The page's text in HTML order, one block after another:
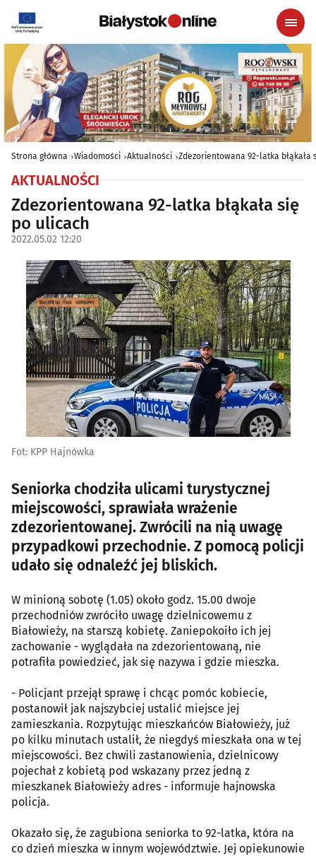
Strona główna Wiadomości Aktualności Zdezorientowana 92-latka błąkała
AKTUALNOŚCI
Zdezorientowana 92-latka błąkała się
po ulicach
2022.05.02 12:20
Fot: KPP Hajnówka
Seniorka chodziła ulicami turystycznej
miejscowości, sprawiała wrażenie
zdezorientowanej. Zwrócili na nią uwagę
przypadkowi przechodnie. Z pomocą policji
udało się odnaleźć jej bliskich.
W minioną sobotę (1.05) około godz. 15.00 dwoje
przechodniów zwróciło uwagę dzielnicowemu z
Białowieży, na starszą kobietę. Zaniepokoiło ich jej
zachowanie - wyglądała na zdezorientowaną, nie
potrafiła powiedzieć, jak się nazywa i gdzie mieszka.
- Policjant przejął sprawę i chcąc pomóc kobiecie,
postanowił jak najszybciej ustalić miejsce jej
zamieszkania. Rozpytując mieszkańców Białowieży, już
po kilku minutach ustalił, że niegdyś mieszkała ona w tej
miejscowości. Bez chwili zastanowienia, dzielnicowy
pojechał z kobietą pod wskazany przez jedną z
mieszkanek Białowieży adres - informuje hajnowska
policja.
Okazało się, że zagubiona seniorka to 92-latka, która na
co dzień mieszka w innym województwie. Jej opiekunowie